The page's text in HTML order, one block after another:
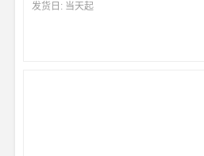
发货日: 当天起